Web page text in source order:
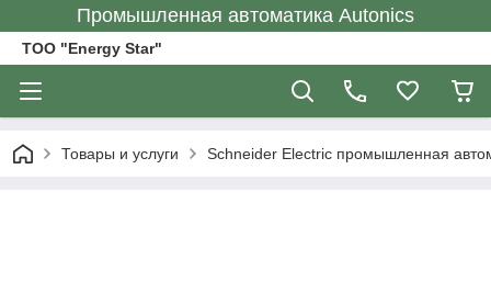
Промышленная автоматика Autonics
ТОО "Energy Star"
Товары и услуги Schneider Electric промышленная